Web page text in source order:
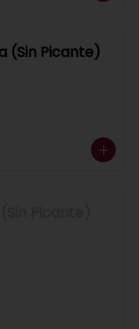
(Sin Picante)